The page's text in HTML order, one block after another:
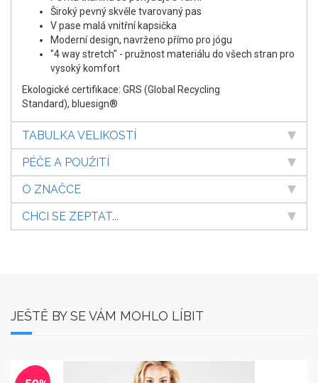
Široký pevný skvěle tvarovaný pas
V pase malá vnitřní kapsička
Moderní design, navrženo přímo pro jógu
"4 way stretch" - pružnost materiálu do všech stran pro
vysoký komfort
Ekologické certifikace: GRS (Global Recycling
Standard), bluesign®
TABULKA VELIKOSTÍ
PÉČE A POUŽITÍ
O ZNAČCE
CHCI SE ZEPTAT...
JEŠTĚ BY SE VÁM MOHLO LÍBIT